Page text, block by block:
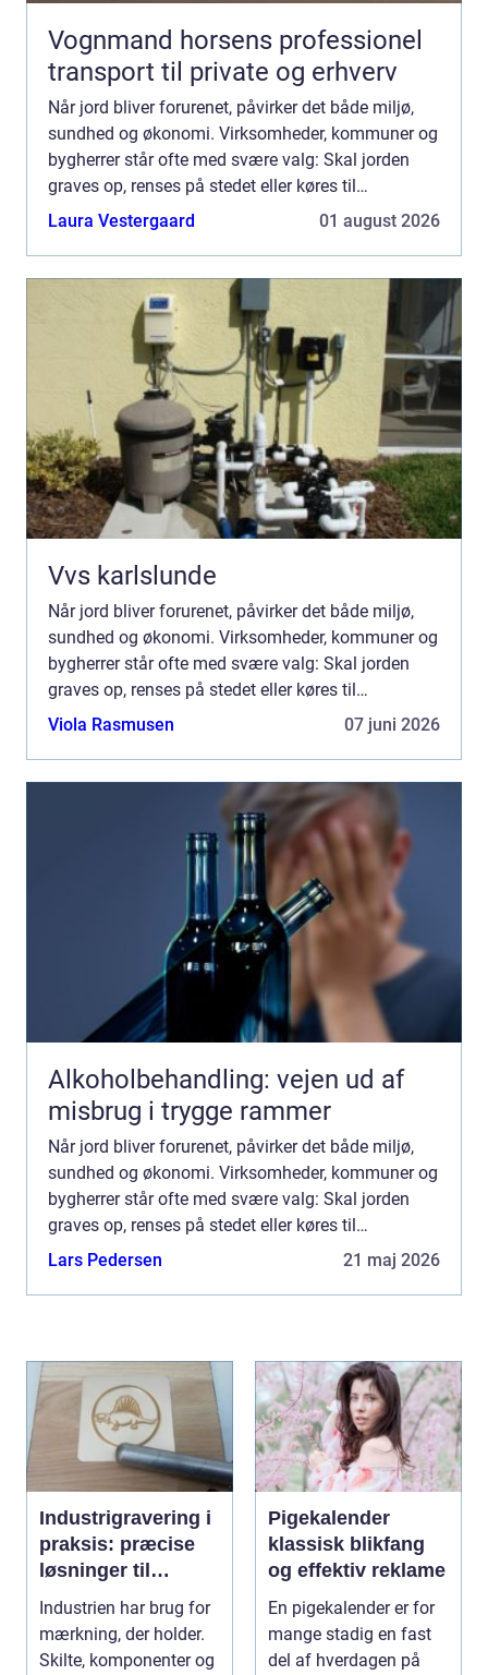
Vognmand horsens professionel
transport til private og erhverv
Når jord bliver forurenet, påvirker det både miljø,
sundhed og økonomi. Virksomheder, kommuner og
bygherrer står ofte med svære valg: Skal jorden
graves op, renses på stedet eller køres til
specialanlæg? Og hvad er egentlig den mest sikre
Laura Vestergaard 01 august 2026
Vvs karlslunde
Når jord bliver forurenet, påvirker det både miljø,
sundhed og økonomi. Virksomheder, kommuner og
bygherrer står ofte med svære valg: Skal jorden
graves op, renses på stedet eller køres til
specialanlæg? Og hvad er egentlig den mest sikre
Viola Rasmusen 07 juni 2026
Alkoholbehandling: vejen ud af
misbrug i trygge rammer
Når jord bliver forurenet, påvirker det både miljø,
sundhed og økonomi. Virksomheder, kommuner og
bygherrer står ofte med svære valg: Skal jorden
graves op, renses på stedet eller køres til
specialanlæg? Og hvad er egentlig den mest sikre
Lars Pedersen 21 maj 2026
Industrigravering i
praksis: præcise
løsninger til
krævende miljøer
Industrien har brug for
mærkning, der holder.
Skilte, komponenter og
Pigekalender
klassisk blikfang
og effektiv reklame
En pigekalender er for
mange stadig en fast
del af hverdagen på